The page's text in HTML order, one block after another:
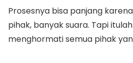
Prosesnya bisa panjang
pihak, banyak suara. Tapi
menghormati semua pihak